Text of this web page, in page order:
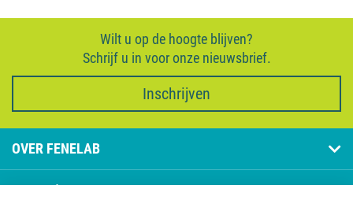
Wilt u op de hoogte blijven?
Schrijf u in voor onze nieuwsbrief.
Inschrijven
OVER FENELAB
PAGINA'S